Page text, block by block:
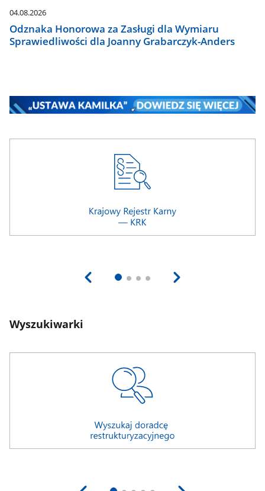
04.08.2026
Odznaka Honorowa za Zasługi dla Wymiaru
Sprawiedliwości dla Joanny Grabarczyk-Anders
Wyszukiwarki